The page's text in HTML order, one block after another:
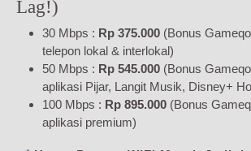
Lag!)
30 Mbps : Rp 375.000 (Bonus
telepon lokal & interlokal)
50 Mbps : Rp 545.000 (Bonus
aplikasi Pijar, Langit Musik, Disney+
100 Mbps : Rp 895.000 (Bonus
aplikasi premium)